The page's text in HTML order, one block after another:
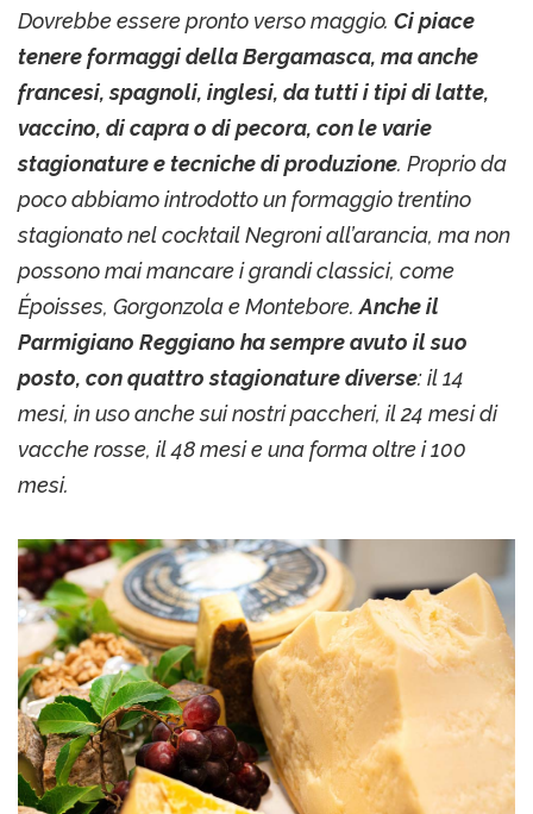
Dovrebbe essere pronto verso maggio. Ci piace
tenere formaggi della Bergamasca, ma anche
francesi, spagnoli, inglesi, da tutti i tipi di latte,
vaccino, di capra o di pecora, con le varie
stagionature e tecniche di produzione. Proprio da
poco abbiamo introdotto un formaggio trentino
stagionato nel cocktail Negroni all’arancia, ma non
possono mai mancare i grandi classici, come
Époisses, Gorgonzola e Montebore.Anche il
Parmigiano Reggiano ha sempre avuto il suo
posto, con quattro stagionature diverse: il 14
mesi, in uso anche sui nostri paccheri, il 24 mesi di
vacche rosse, il 48 mesi e una forma oltre i 100
mesi.